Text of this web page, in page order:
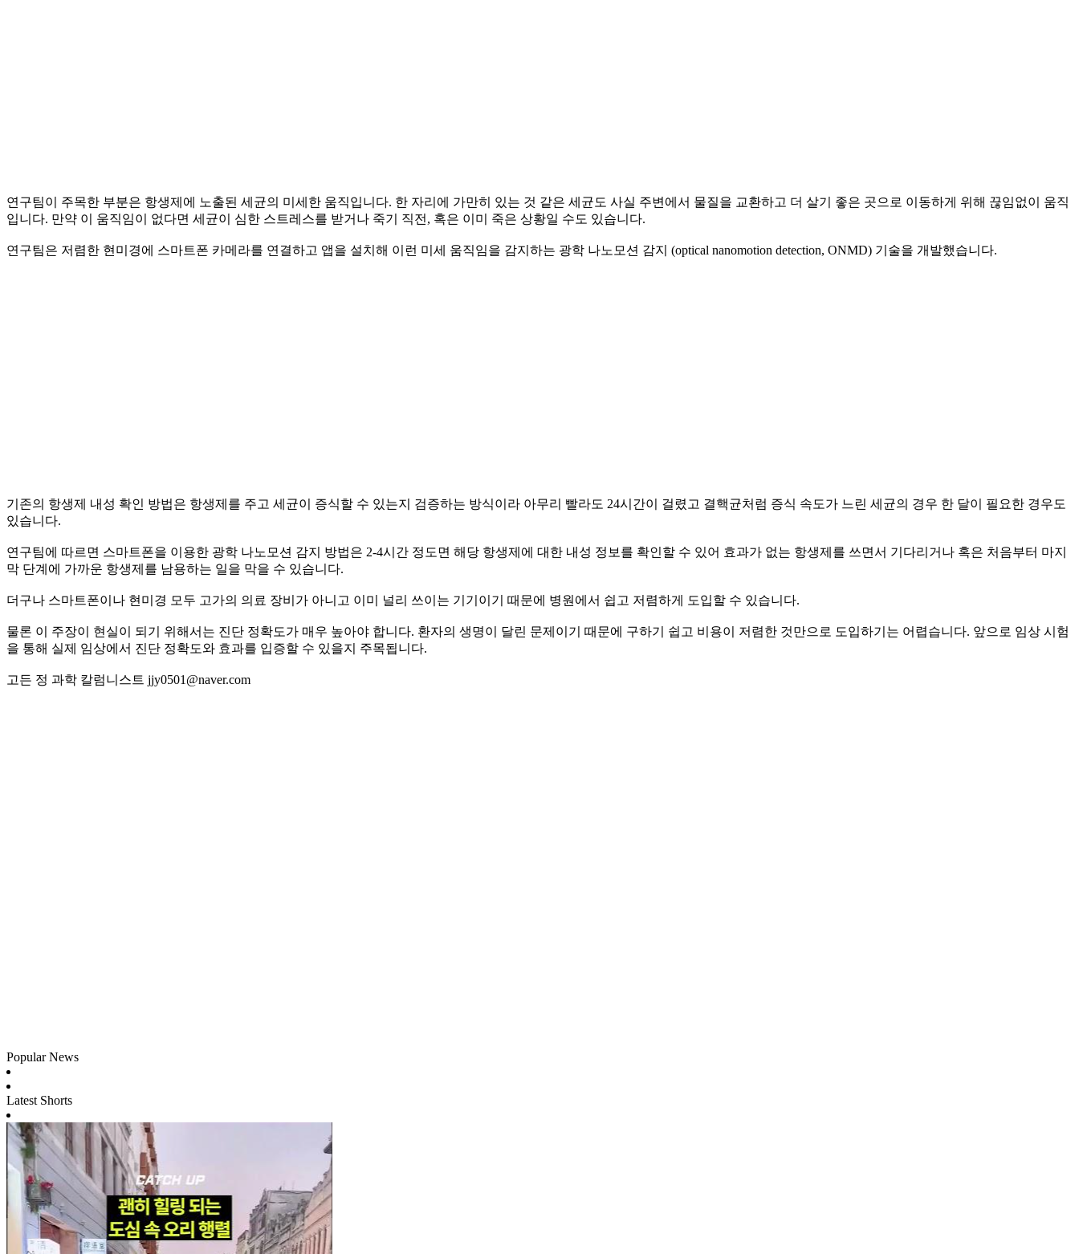
연구팀이 주목한 부분은 항생제에 노출된 세균의 미세한 움직입니다. 한 자리에 가만히 있는 것 같은 세균도 사실 주변에서 물질을 교환하고 더 살기 좋은 곳으로 이동하게 위해 끊임없이 움직
입니다. 만약 이 움직임이 없다면 세균이 심한 스트레스를 받거나 죽기 직전, 혹은 이미 죽은 상황일 수도 있습니다.
연구팀은 저렴한 현미경에 스마트폰 카메라를 연결하고 앱을 설치해 이런 미세 움직임을 감지하는 광학 나노모션 감지 (optical nanomotion detection, ONMD) 기술을 개발했습니다.
기존의 항생제 내성 확인 방법은 항생제를 주고 세균이 증식할 수 있는지 검증하는 방식이라 아무리 빨라도 24시간이 걸렸고 결핵균처럼 증식 속도가 느린 세균의 경우 한 달이 필요한 경우도
있습니다.
연구팀에 따르면 스마트폰을 이용한 광학 나노모션 감지 방법은 2-4시간 정도면 해당 항생제에 대한 내성 정보를 확인할 수 있어 효과가 없는 항생제를 쓰면서 기다리거나 혹은 처음부터 마지
막 단계에 가까운 항생제를 남용하는 일을 막을 수 있습니다.
더구나 스마트폰이나 현미경 모두 고가의 의료 장비가 아니고 이미 널리 쓰이는 기기이기 때문에 병원에서 쉽고 저렴하게 도입할 수 있습니다.
물론 이 주장이 현실이 되기 위해서는 진단 정확도가 매우 높아야 합니다. 환자의 생명이 달린 문제이기 때문에 구하기 쉽고 비용이 저렴한 것만으로 도입하기는 어렵습니다. 앞으로 임상 시험
을 통해 실제 임상에서 진단 정확도와 효과를 입증할 수 있을지 주목됩니다.
고든 정 과학 칼럼니스트 jjy0501@naver.com
Popular News
Latest Shorts